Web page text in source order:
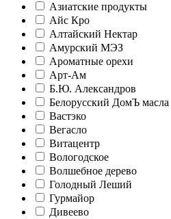
Азиатские продукты
Айс Кро
Алтайский Нектар
Амурский МЭЗ
Ароматные орехи
Арт-Ам
Б.Ю. Александров
Белорусский ДомЪ масла
Вастэко
Вегасло
Витацентр
Вологодское
Волшебное дерево
Голодный Леший
Гурмайор
Дивеево